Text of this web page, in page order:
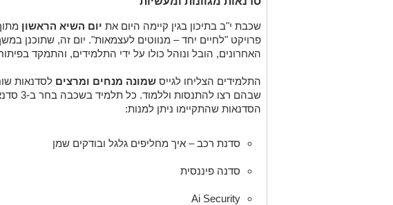
שכבת י"ב בתיכון בגין קיימה היום את יום השיא הראשון
פרויקט "לחיים יחד – מנווטים לעצמאות". יום זה, שתוכנן
האחרונים, הובל ונוהל כולו על ידי התלמידים, והתמקד
התלמידים הצליחו לגייס שמונה מנחים ומרצים לסדנאות
שבהם רצו
הסדנאות שהתקיימו ניתן למנות:
סדנת רכב – איך מחליפים גלגל ובודקים שמן
סדנה פיננסית
Ai Security